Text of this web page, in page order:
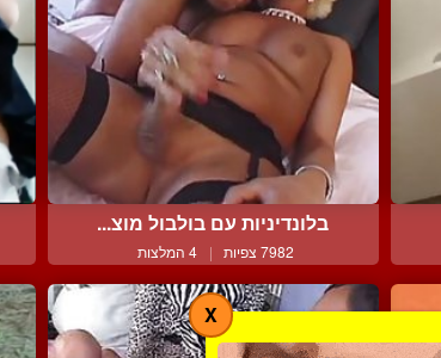
בלונדיניות עם בולבול מוצ...
7982 צפיות | 4 המלצות
X